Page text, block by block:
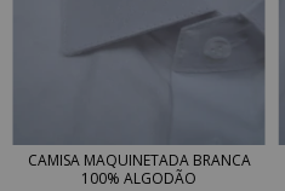
CAMISA MAQUINETADA BRANCA
100% ALGODÃO